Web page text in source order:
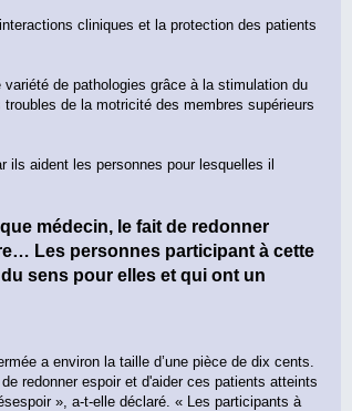
cliniques et la protection des patients
de pathologies grâce à la stimulation du
de la motricité des membres supérieurs
ils aident les personnes pour lesquelles il
médecin, le fait de redonner
Les personnes participant à cette
sens pour elles et qui ont un
a environ la taille d’une pièce de dix cents.
redonner espoir et d'aider ces patients atteints
», a-t-elle déclaré. « Les participants à